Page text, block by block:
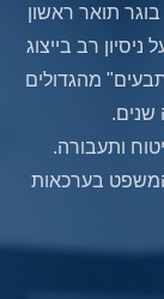
תואר ראשון
רב בייצוג
מהגדולים
שנים.
ותעבורה.
המשפט בערכאות